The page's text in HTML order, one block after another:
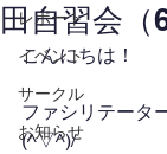
レポート
イベント
サークル
お知らせ
田自習会（
こんにちは！
ファシリテータ
(^▽^)/